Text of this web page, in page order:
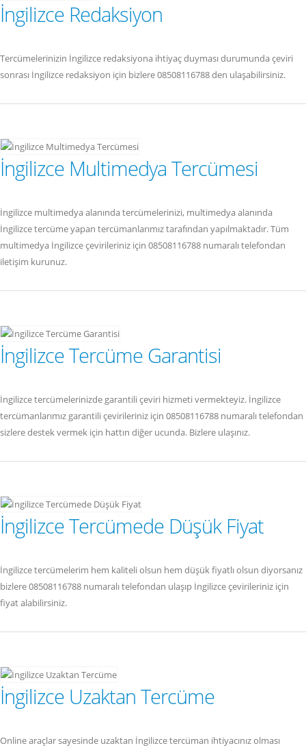
İngilizce Redaksiyon
Tercümelerinizin İngilizce redaksiyona ihtiyaç duyması durumunda çeviri
sonrası İngilizce redaksiyon için bizlere 08508116788 den ulaşabilirsiniz.
İngilizce Multimedya Tercümesi
İngilizce multimedya alanında tercümelerinizi, multimedya alanında
İngilizce tercüme yapan tercümanlarımız tarafından yapılmaktadır. Tüm
multimedya İngilizce çevirileriniz için 08508116788 numaralı telefondan
iletişim kurunuz.
İngilizce Tercüme Garantisi
İngilizce tercümelerinizde garantili çeviri hizmeti vermekteyiz. İngilizce
tercümanlarımız garantili çevirileriniz için 08508116788 numaralı telefondan
sizlere destek vermek için hattın diğer ucunda. Bizlere ulaşınız.
İngilizce Tercümede Düşük Fiyat
İngilizce tercümelerim hem kaliteli olsun hem düşük fiyatlı olsun diyorsanız
bizlere 08508116788 numaralı telefondan ulaşıp İngilizce çevirileriniz için
fiyat alabilirsiniz.
İngilizce Uzaktan Tercüme
Online araçlar sayesinde uzaktan İngilizce tercüman ihtiyacınız olması